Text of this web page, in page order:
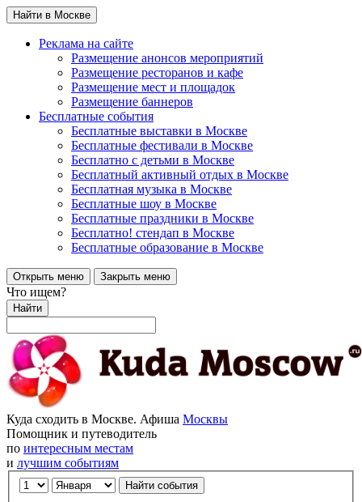
Найти в Москве
Реклама на сайте
Размещение анонсов мероприятий
Размещение ресторанов и кафе
Размещение мест и площадок
Размещение баннеров
Бесплатные события
Бесплатные выставки в Москве
Бесплатные фестивали в Москве
Бесплатно с детьми в Москве
Бесплатный активный отдых в Москве
Бесплатная музыка в Москве
Бесплатные шоу в Москве
Бесплатные праздники в Москве
Бесплатно! стендап в Москве
Бесплатные образование в Москве
Открыть меню Закрыть меню
Что ищем?
Найти
Куда сходить в Москве. Афиша Москвы
Помощник и путеводитель
по интересным местам
и лучшим событиям